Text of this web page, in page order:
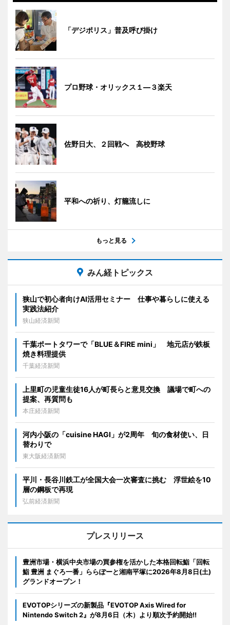
「デジポリス」普及呼び掛け
プロ野球・オリックス１―３楽天
佐野日大、２回戦へ 高校野球
平和への祈り、灯籠流しに
もっと見る
みん経トピックス
狭山で初心者向けAI活用セミナー 仕事や暮らしに使える
実践法紹介
狭山経済新聞
千葉ポートタワーで「BLUE＆FIRE mini」 地元店が鉄板
焼き料理提供
千葉経済新聞
上里町の児童生徒16人が町長らと意見交換 議場で町への
提案、再質問も
本庄経済新聞
河内小阪の「cuisine HAGI」が2周年 旬の食材使い、日
替わりで
東大阪経済新聞
平川・長谷川鉄工が全国大会一次審査に挑む 浮世絵を10
層の鋼板で再現
弘前経済新聞
プレスリリース
豊洲市場・横浜中央市場の買参権を活かした本格回転鮨「回転
鮨 豊洲 まぐろ一番」ららぽーと湘南平塚に2026年8月8日(土)
グランドオープン！
EVOTOPシリーズの新製品『EVOTOP Axis Wired for
Nintendo Switch 2』が8月6日（木）より順次予約開始!!